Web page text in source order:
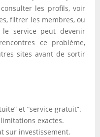
les profils, voir
filtrer les membres, ou
le service peut devenir
ce problème,
sites avant de sortir
et “service gratuit”.
exactes.
sur investissement.